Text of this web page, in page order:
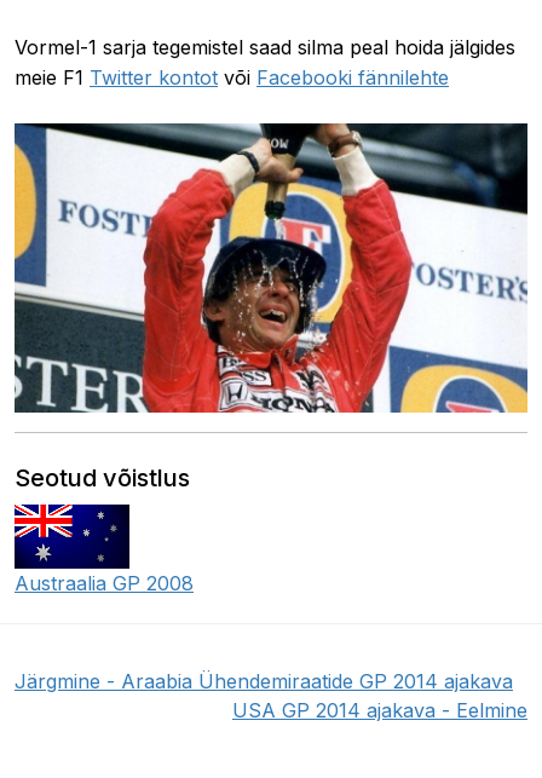
Vormel-1 sarja tegemistel saad silma peal hoida jälgides
meie F1 Twitter kontot või Facebooki fännilehte
Seotud võistlus
Austraalia GP 2008
Järgmine - Araabia Ühendemiraatide GP 2014 ajakava
USA GP 2014 ajakava - Eelmine